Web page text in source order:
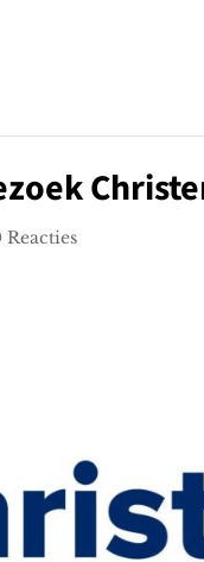
Reacties